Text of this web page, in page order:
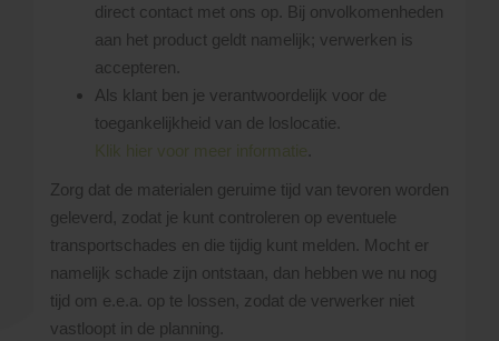
direct contact met ons op. Bij onvolkomenheden
aan het product geldt namelijk; verwerken is
accepteren.
Als klant ben je verantwoordelijk voor de
toegankelijkheid van de loslocatie.
Klik hier voor meer informatie
Zorg dat de materialen geruime tijd van tevoren worden
geleverd, zodat je kunt controleren op eventuele
transportschades en die tijdig kunt melden. Mocht er
namelijk schade zijn ontstaan, dan hebben we nu nog
tijd om e.e.a. op te lossen, zodat de verwerker niet
vastloopt in de planning.